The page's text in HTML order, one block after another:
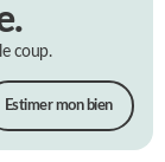
coup.
Estimer mon bien